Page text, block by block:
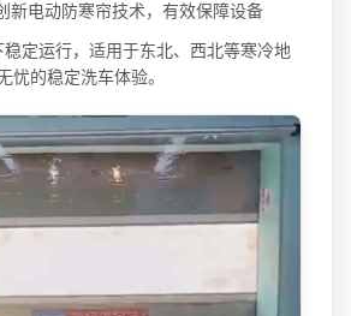
新电动防寒帘技术，有效保障设备
定运行，适用于东北、西北等寒冷地
忧的稳定洗车体验。